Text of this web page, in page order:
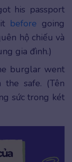
his passport
before going
hộ chiếu và
gia đình.)
burglar went
safe. (Tên
sức trong két